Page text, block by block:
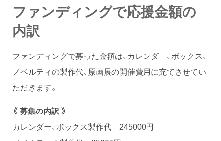
ファンディングで応援金額の
内訳
ファンディングで募った金額は、カレンダー、ボックス、
ノベルティの製作代、原画展の開催費用に充てさせてい
ただきます。
《 募集の内訳 》
カレンダー、ボックス製作代 245000円